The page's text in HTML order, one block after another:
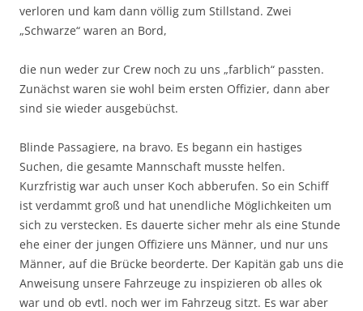
verloren und kam dann völlig zum Stillstand. Zwei
„Schwarze“ waren an Bord,
die nun weder zur Crew noch zu uns „farblich“ passten.
Zunächst waren sie wohl beim ersten Offizier, dann aber
sind sie wieder ausgebüchst.
Blinde Passagiere, na bravo. Es begann ein hastiges
Suchen, die gesamte Mannschaft musste helfen.
Kurzfristig war auch unser Koch abberufen. So ein Schiff
ist verdammt groß und hat unendliche Möglichkeiten um
sich zu verstecken. Es dauerte sicher mehr als eine Stunde
ehe einer der jungen Offiziere uns Männer, und nur uns
Männer, auf die Brücke beorderte. Der Kapitän gab uns die
Anweisung unsere Fahrzeuge zu inspizieren ob alles ok
war und ob evtl. noch wer im Fahrzeug sitzt. Es war aber